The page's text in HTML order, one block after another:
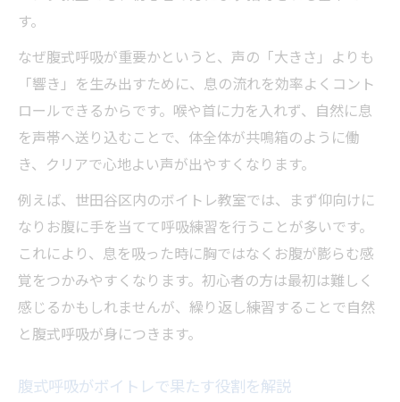
す。
なぜ腹式呼吸が重要かというと、声の「大きさ」よりも
「響き」を生み出すために、息の流れを効率よくコント
ロールできるからです。喉や首に力を入れず、自然に息
を声帯へ送り込むことで、体全体が共鳴箱のように働
き、クリアで心地よい声が出やすくなります。
例えば、世田谷区内のボイトレ教室では、まず仰向けに
なりお腹に手を当てて呼吸練習を行うことが多いです。
これにより、息を吸った時に胸ではなくお腹が膨らむ感
覚をつかみやすくなります。初心者の方は最初は難しく
感じるかもしれませんが、繰り返し練習することで自然
と腹式呼吸が身につきます。
腹式呼吸がボイトレで果たす役割を解説